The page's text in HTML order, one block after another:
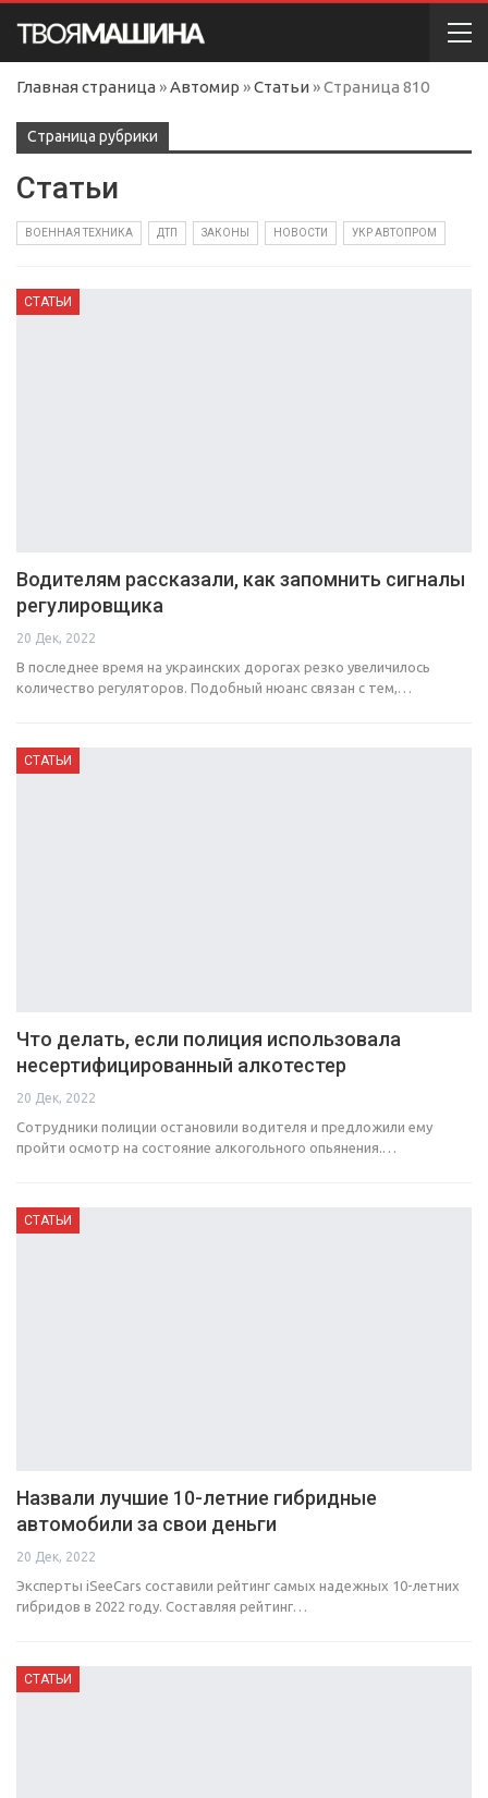
Главная страница »Автомир »Статьи »Страница 810
Cтраница рубрики
Статьи
ВОЕННАЯ ТЕХНИКА ДТП ЗАКОНЫ НОВОСТИ УКР АВТОПРОМ
СТАТЬИ
Водителям рассказали, как запомнить сигналы
регулировщика
20 Дек, 2022
В последнее время на украинских дорогах резко увеличилось
количество регуляторов. Подобный нюанс связан с тем,…
СТАТЬИ
Что делать, если полиция использовала
несертифицированный алкотестер
20 Дек, 2022
Сотрудники полиции остановили водителя и предложили ему
пройти осмотр на состояние алкогольного опьянения.…
СТАТЬИ
Назвали лучшие 10-летние гибридные
автомобили за свои деньги
20 Дек, 2022
Эксперты iSeeCars составили рейтинг самых надежных 10-летних
гибридов в 2022 году. Составляя рейтинг…
СТАТЬИ